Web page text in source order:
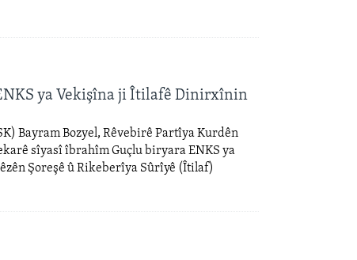
ya Vekişîna ji Îtilafê Dinirxînin
Bayram Bozyel, Rêvebirê Partîya Kurdên
sîyasî îbrahîm Guçlu biryara ENKS ya
Şoreşê û Rikeberîya Sûrîyê (Îtilaf)